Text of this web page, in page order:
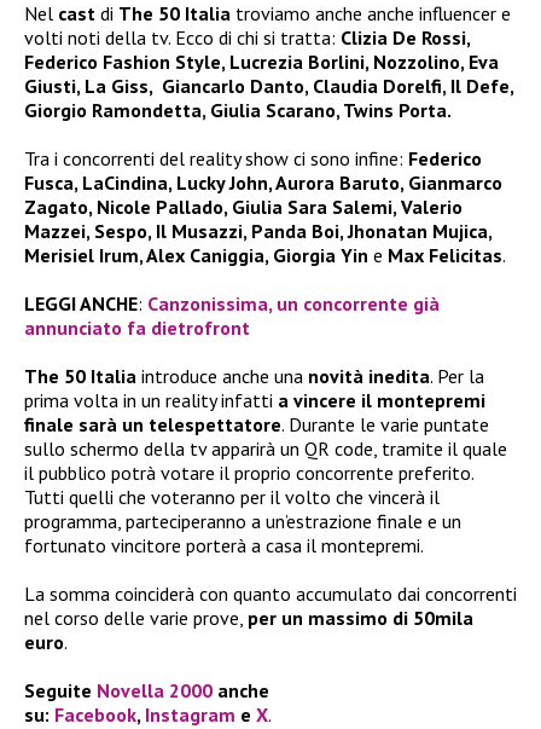
Nel cast di The 50 Italia troviamo anche anche influencer e
volti noti della tv. Ecco di chi si tratta: Clizia De Rossi,
Federico Fashion Style, Lucrezia Borlini, Nozzolino, Eva
Giusti, La Giss, Giancarlo Danto, Claudia Dorelfi, Il Defe,
Giorgio Ramondetta, Giulia Scarano, Twins Porta.
Tra i concorrenti del reality show ci sono infine: Federico
Fusca, LaCindina, Lucky John, Aurora Baruto, Gianmarco
Zagato, Nicole Pallado, Giulia Sara Salemi, Valerio
Mazzei, Sespo, Il Musazzi, Panda Boi, Jhonatan Mujica,
Merisiel Irum, Alex Caniggia, Giorgia Yin e Max Felicitas.
LEGGI ANCHE: Canzonissima, un concorrente già
annunciato fa dietrofront
The 50 Italia introduce anche una novità inedita. Per la
prima volta in un reality infatti a vincere il montepremi
finale sarà un telespettatore. Durante le varie puntate
sullo schermo della tv apparirà un QR code, tramite il quale
il pubblico potrà votare il proprio concorrente preferito.
Tutti quelli che voteranno per il volto che vincerà il
programma, parteciperanno a un’estrazione finale e un
fortunato vincitore porterà a casa il montepremi.
La somma coinciderà con quanto accumulato dai concorrenti
nel corso delle varie prove, per un massimo di 50mila
euro.
Seguite Novella 2000 anche
su: Facebook, Instagram e X.